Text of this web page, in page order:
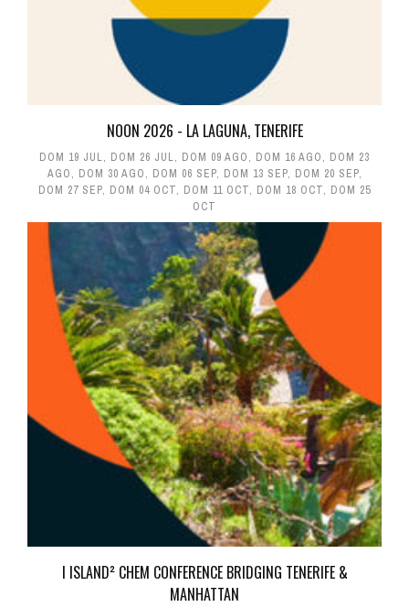
NOON 2026 - LA LAGUNA, TENERIFE
DOM 19 JUL, DOM 26 JUL, DOM 09 AGO, DOM 16 AGO, DOM 23
AGO, DOM 30 AGO, DOM 06 SEP, DOM 13 SEP, DOM 20 SEP,
DOM 27 SEP, DOM 04 OCT, DOM 11 OCT, DOM 18 OCT, DOM 25
OCT
I ISLAND² CHEM CONFERENCE BRIDGING TENERIFE &
MANHATTAN